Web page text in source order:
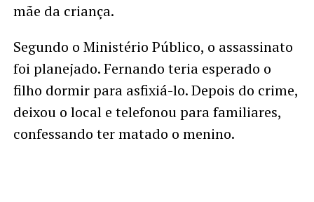
mãe da criança.
Segundo o Ministério Público, o assassinato
foi planejado. Fernando teria esperado o
filho dormir para asfixiá-lo. Depois do crime,
deixou o local e telefonou para familiares,
confessando ter matado o menino.